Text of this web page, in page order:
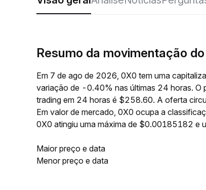
Resumo da movimentação
Em 7 de ago de 2026, 0X0 tem uma
variação de -0.40% nas últimas 24 horas.
trading em 24 horas é $258.60. A oferta
Em valor de mercado, 0X0 ocupa a
0X0 atingiu uma máxima de $0.00185182 e
Maior preço e data
Menor preço e data